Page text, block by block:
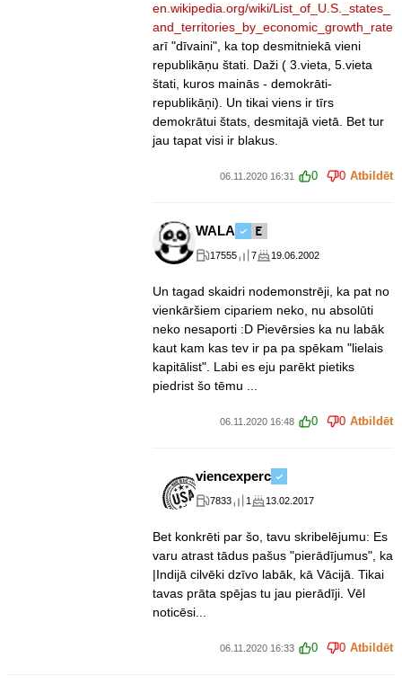
en.wikipedia.org/wiki/List_of_U.S._states_
and_territories_by_economic_growth_rate
arī "dīvaini", ka top desmitniekā vieni
republikāņu štati. Daži ( 3.vieta, 5.vieta
štati, kuros mainās - demokrāti-
republikāņi). Un tikai viens ir tīrs
demokrātui štats, desmitajā vietā. Bet tur
jau tapat visi ir blakus.
06.11.2020 16:31 0 0 Atbildēt
WALA
17555 7 19.06.2002
Un tagad skaidri nodemonstrēji, ka pat no
vienkāršiem cipariem neko, nu absolūti
neko nesaporti :D Pievērsies ka nu labāk
kaut kam kas tev ir pa pa spēkam "lielais
kapitālist". Labi es eju parēkt pietiks
piedrist šo tēmu ...
06.11.2020 16:48 0 0 Atbildēt
viencexperc
7833 1 13.02.2017
Bet konkrēti par šo, tavu skribelējumu: Es
varu atrast tādus pašus "pierādījumus", ka
|Indijā cilvēki dzīvo labāk, kā Vācijā. Tikai
tavas prāta spējas tu jau pierādīji. Vēl
noticēsi...
06.11.2020 16:33 0 0 Atbildēt